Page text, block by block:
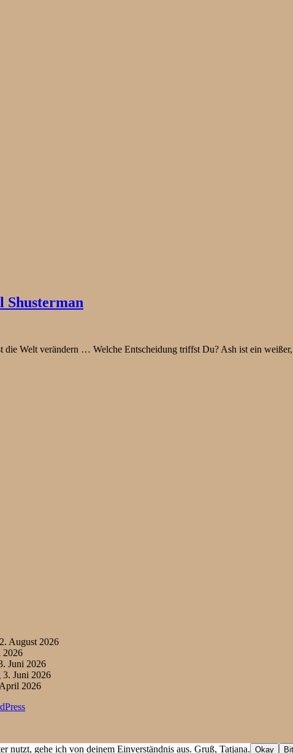
Shusterman
Welt verändern … Welche Entscheidung triffst Du? Ash ist ein
2. August 2026
2026
Juni 2026
3. Juni 2026
2026
nutzt, gehe ich von deinem Einverständnis aus. Gruß, Tatjana. Okay